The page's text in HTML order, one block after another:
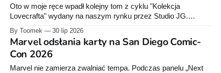
Oto w moje ręce wpadł kolejny tom z cyklu "Kolekcja
Lovecrafta" wydany na naszym rynku przez Studio JG.
Usiądźmy więc wygodnie i wyruszmy w fantastyczną podróż
na dalekie południe gdzie... możemy się porządnie
wystraszyć. Drodzy państwa, witam pośród szczytów Gór
Szaleństwa. Czytając Lovecrafta, często próbujemy sami
nadać kształt
By Toomek 30 lip 2026
Marvel odsłania karty na San Diego Comic-
Con 2026
Marvel nie zamierza zwalniać tempa. Podczas panelu „Next